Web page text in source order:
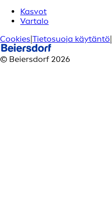
Kasvot
Vartalo
Cookies|Tietosuoja käytäntö|
© Beiersdorf 2026